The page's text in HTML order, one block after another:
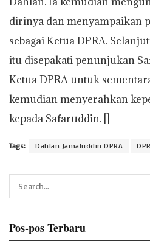
dirinya dan menyampaikan
sebagai Ketua DPRA.
itu disepakati penunjukan
Ketua DPRA untuk
kemudian menyerahkan
kepada Safaruddin. []
Tags: Dahlan Jamaluddin DPRA
Pos-pos Terbaru